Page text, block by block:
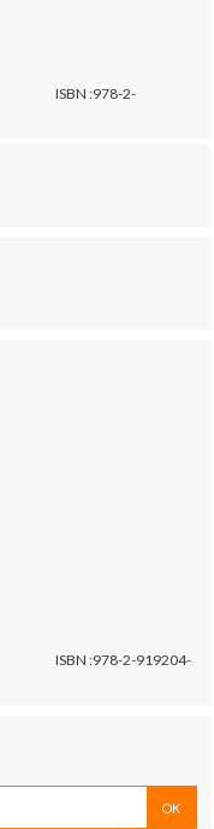
ISBN :978-2-
ISBN :978-2-919204-